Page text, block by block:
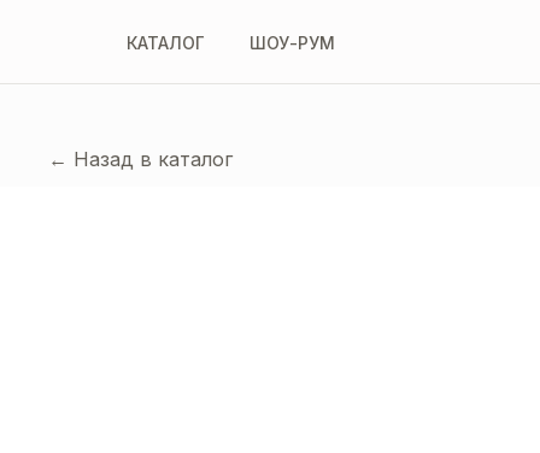
КАТАЛОГ ШОУ-РУМ
← Назад в каталог